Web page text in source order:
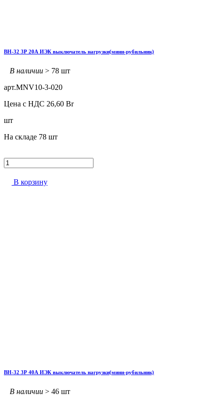
ВН-32 3Р 20А ИЭК выключатель нагрузки(мини-рубильник)
В наличии > 78 шт
арт.MNV10-3-020
Цена с НДС 26,60 Br
шт
На складе 78 шт
В корзину
ВН-32 3Р 40А ИЭК выключатель нагрузки(мини-рубильник)
В наличии > 46 шт